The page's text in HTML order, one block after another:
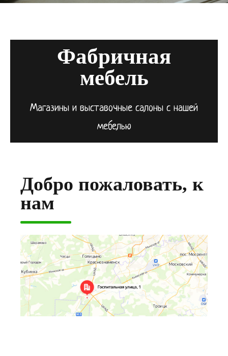
Фабричная
мебель
Магазины и выставочные салоны с нашей
мебелью
Добро пожаловать, к
нам